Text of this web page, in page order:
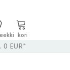
Ostoskori
0 EUR*